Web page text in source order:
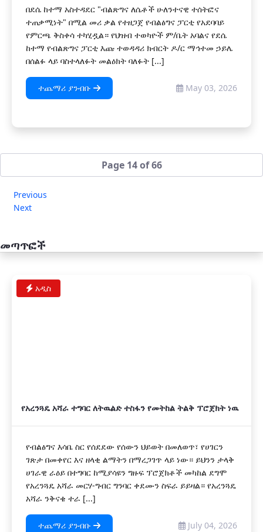
በደሴ ከተማ አስተዳደር "ብልጽግና ለሴቶች ሁለንተናዊ ተሰትፎና
ተጠቃሚነት" በሚል መሪ ቃል የተዘጋጀ የብልፅግና ፓርቲ የአደባባይ
የምርጫ ቅስቀሳ ተካሂዷል። የህዝብ ተወካዮች ም/ቤት አባልና የደሴ
ከተማ የብልጽግና ፓርቲ እጩ ተወዳዳሪ ክብርት ዶ/ር ማኅተመ ኃይሌ
በሰልፉ ላይ ባስተላለፉት መልዕክት ባለፉት [...]
ተጨማሪ ያንብቡ May 03, 2026
Page 14 of 66
Previous
Next
መጣጥፎች
አዲስ
የአረንጓዴ አሻራ ተግባር ለትዉልድ ተስፋን የመትከል ትልቅ ፕሮጀክት ነዉ
የብልፅግና እሳቤ ስር የሰደደው የሰውን ህይወት በመለወጥ፣ የሀገርን
ገጽታ በመቀየር እና ዘላቂ ልማትን በማረጋገጥ ላይ ነው። ይህንን ታላቅ
ሀገራዊ ራዕይ በተግባር ከሚያሳዩን ግዙፍ ፕሮጀክቶች መካከል ደግሞ
የአረንጓዴ አሻራ መርሃ-ግብር ግንባር ቀደሙን ስፍራ ይይዛል። የአረንጓዴ
አሻራ ንቅናቄ ተራ [...]
ተጨማሪ ያንብቡ July 04, 2026